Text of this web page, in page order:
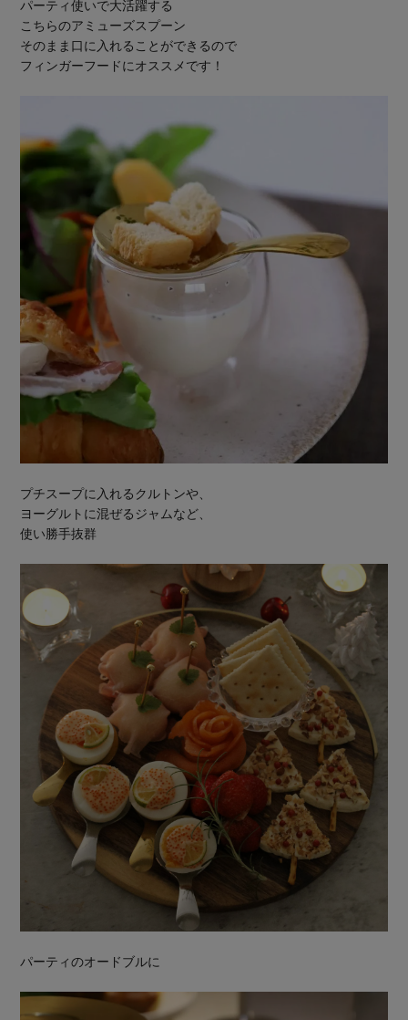
パーティ使いで大活躍する
こちらのアミューズスプーン
そのまま口に入れることができるので
フィンガーフードにオススメです！
プチスープに入れるクルトンや、
ヨーグルトに混ぜるジャムなど、
使い勝手抜群
パーティのオードブルに